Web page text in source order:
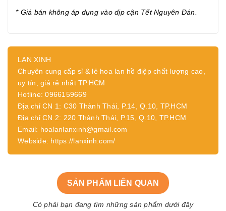
* Giá bán không áp dụng vào dịp cận Tết Nguyên Đán.
LAN XINH
Chuyên cung cấp sỉ & lẻ hoa lan hồ điệp chất lượng cao,
uy tín, giá rẻ nhất TP.HCM
Hotline: 0966159669
Địa chỉ CN 1: C30 Thành Thái, P.14, Q.10, TP.HCM
Địa chỉ CN 2: 220 Thành Thái, P.15, Q.10, TP.HCM
Email: hoalanlanxinh@gmail.com
Webside: https://lanxinh.com/
SẢN PHẨM LIÊN QUAN
Có phải bạn đang tìm những sản phẩm dưới đây